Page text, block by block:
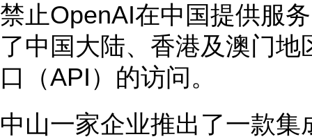
禁止OpenAI在中国提供服
了中国大陆、香港及澳门
口（API）的访问。
中山一家企业推出了一款